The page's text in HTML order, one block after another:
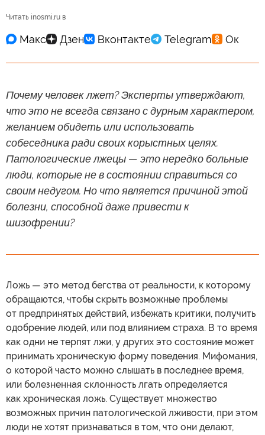
Читать inosmi.ru в
Почему человек лжет? Эксперты утверждают,
что это не всегда связано с дурным характером,
желанием обидеть или использовать
собеседника ради своих корыстных целях.
Патологические лжецы — это нередко больные
люди, которые не в состоянии справиться со
своим недугом. Но что является причиной этой
болезни, способной даже привести к
шизофрении?
Ложь — это метод бегства от реальности, к которому
обращаются, чтобы скрыть возможные проблемы
от предпринятых действий, избежать критики, получить
одобрение людей, или под влиянием страха. В то время
как одни не терпят лжи, у других это состояние может
принимать хроническую форму поведения. Мифомания,
о которой часто можно слышать в последнее время,
или болезненная склонность лгать определяется
как хроническая ложь. Существует множество
возможных причин патологической лживости, при этом
люди не хотят признаваться в том, что они делают,